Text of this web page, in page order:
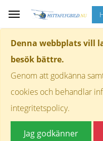
Denna webbplats vill
besök bättre.
Genom att godkänna
cookies och behandlar
integritetspolicy.
Jag godkänner